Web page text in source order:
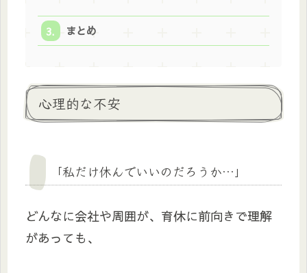
まとめ
心理的な不安
「私だけ休んでいいのだろうか…」
どんなに会社や周囲が、育休に前向きで理解
があっても、